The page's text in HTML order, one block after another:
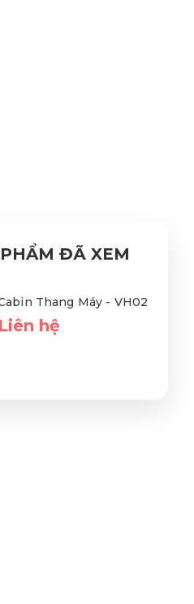
ĐÃ XEM
Thang Máy - VH02
Liên hệ